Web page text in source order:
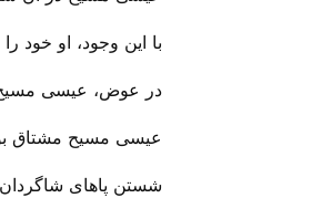
با این وجود، او خود
در عوض، عیسی مسیح
عیسی مسیح مشتاق
شستن پاهای شاگردان